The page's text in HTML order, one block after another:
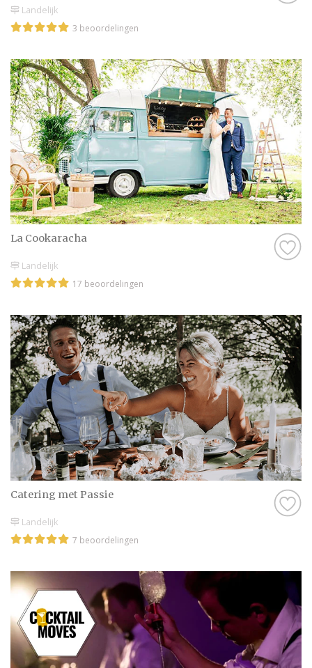
Landelijk
3 beoordelingen
La Cookaracha
Landelijk
17 beoordelingen
Catering met Passie
Landelijk
7 beoordelingen